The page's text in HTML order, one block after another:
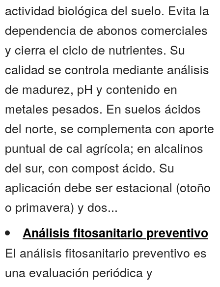
actividad biológica del suelo. Evita la
dependencia de abonos comerciales
y cierra el ciclo de nutrientes. Su
calidad se controla mediante análisis
de madurez, pH y contenido en
metales pesados. En suelos ácidos
del norte, se complementa con aporte
puntual de cal agrícola; en alcalinos
del sur, con compost ácido. Su
aplicación debe ser estacional (otoño
o primavera) y dos...
Análisis fitosanitario preventivo
El análisis fitosanitario preventivo es
una evaluación periódica y